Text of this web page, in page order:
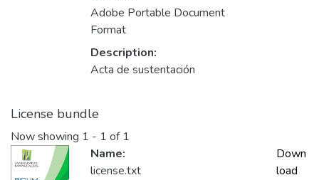
Adobe Portable Document
Format
Description:
Acta de sustentación
License bundle
Now showing 1 - 1 of 1
Name:
license.txt
Down
load